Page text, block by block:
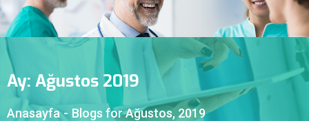
Ay: Ağustos 2019
Anasayfa - Blogs for Ağustos, 2019